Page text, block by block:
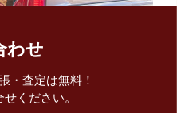
わせ
・査定は無料！
ください。